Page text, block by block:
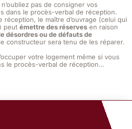
pas de consigner vos
dans le procès-verbal de réception.
le maître d’ouvrage (celui qui
peut émettre des réserves en raison
désordres ou de défauts de
constructeur sera tenu de les réparer.
votre logement même si vous
le procès-verbal de réception…